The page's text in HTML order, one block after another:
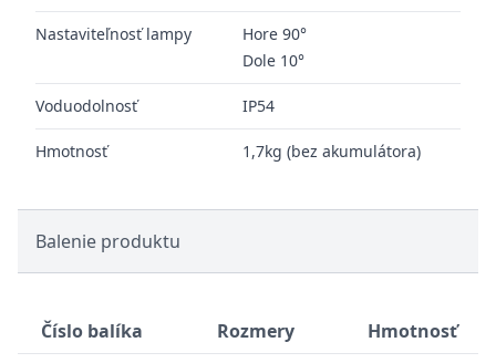
Nastaviteľnosť lampy
Hore 90°
Dole 10°
Voduodolnosť IP54
Hmotnosť 1,7kg (bez akumulátora)
Balenie produktu
Číslo balíka Rozmery
Hmotnosť